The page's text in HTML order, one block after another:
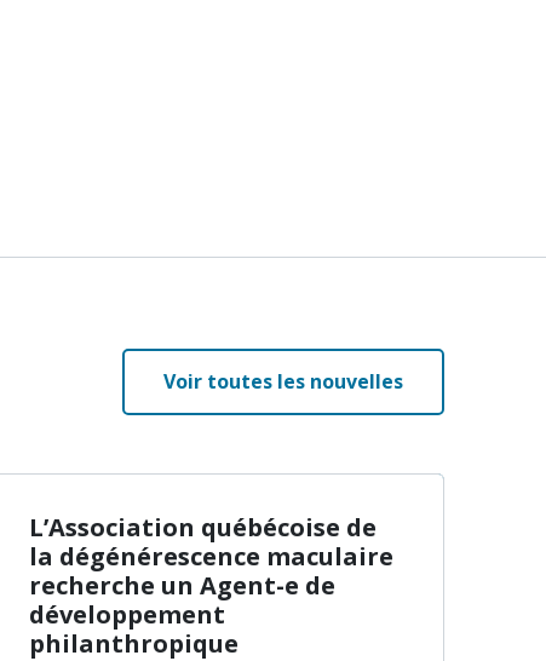
Voir toutes les nouvelles
pour une meilleure reconnaissance par la
du Gouvernement du Canada :
L’Association québécoise de
la dégénérescence maculaire
recherche un Agent-e de
développement
philanthropique
à propos de